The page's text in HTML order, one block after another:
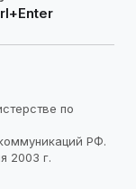
по
РФ.
2003 г.